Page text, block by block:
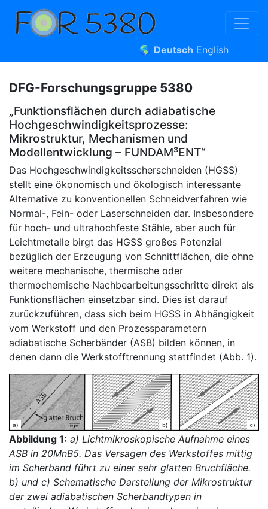
🌎 Deutsch English
DFG-Forschungsgruppe 5380
„Funktionsflächen durch adiabatische
Hochgeschwindigkeitsprozesse:
Mikrostruktur, Mechanismen und
Modellentwicklung – FUNDAM³ENT“
Das Hochgeschwindigkeitsscherschneiden (HGSS)
stellt eine ökonomisch und ökologisch interessante
Alternative zu konventionellen Schneidverfahren wie
Normal-, Fein- oder Laserschneiden dar. Insbesondere
für hoch- und ultrahochfeste Stähle, aber auch für
Leichtmetalle birgt das HGSS großes Potenzial
bezüglich der Erzeugung von Schnittflächen, die ohne
weitere mechanische, thermische oder
thermochemische Nachbearbeitungsschritte direkt als
Funktionsflächen einsetzbar sind. Dies ist darauf
zurückzuführen, dass sich beim HGSS in Abhängigkeit
vom Werkstoff und den Prozessparametern
adiabatische Scherbänder (ASB) bilden können, in
denen dann die Werkstofftrennung stattfindet (Abb. 1).
Abbildung 1: a) Lichtmikroskopische Aufnahme eines
ASB in 20MnB5. Das Versagen des Werkstoffes mittig
im Scherband führt zu einer sehr glatten Bruchfläche.
b) und c) Schematische Darstellung der Mikrostruktur
der zwei adiabatischen Scherbandtypen in